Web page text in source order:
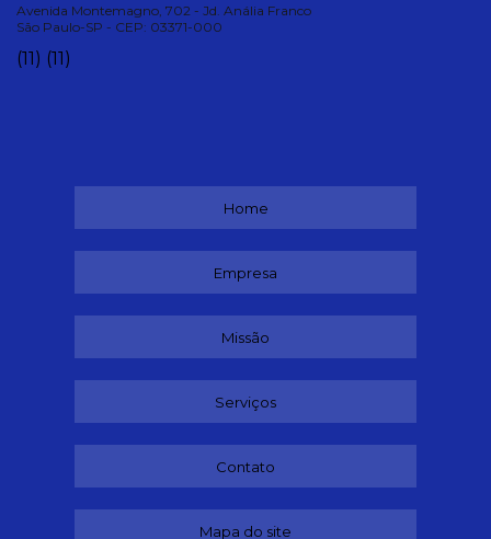
Avenida Montemagno, 702 - Jd. Anália Franco
São Paulo-SP - CEP: 03371-000
(11) (11)
Home
Empresa
Missão
Serviços
Contato
Mapa do site